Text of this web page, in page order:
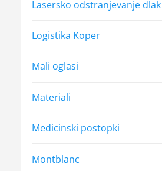
Lasersko odstranjevanje dlak
Logistika Koper
Mali oglasi
Materiali
Medicinski postopki
Montblanc